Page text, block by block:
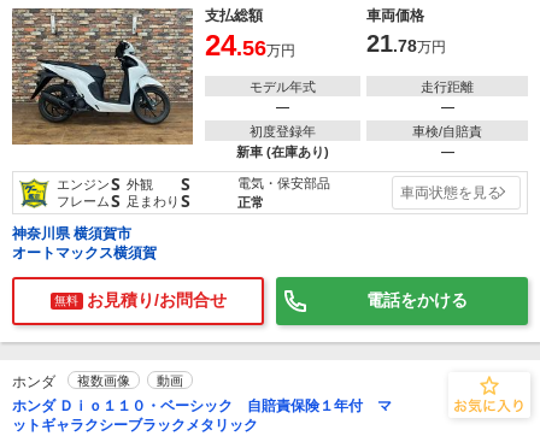
支払総額 車両価格
24.56万円 21.78万円
モデル年式
―
走行距離
―
初度登録年
新車 (在庫あり)
車検/自賠責
―
エンジンS 外観 S
フレームS 足まわり S
電気・保安部品
正常
車両状態を見る
神奈川県 横須賀市
オートマックス横須賀
無料 お見積り/お問合せ 電話をかける
ホンダ 複数画像 動画
ホンダ Ｄｉｏ１１０・ベーシック 自賠責保険１年付 マ
ットギャラクシーブラックメタリック